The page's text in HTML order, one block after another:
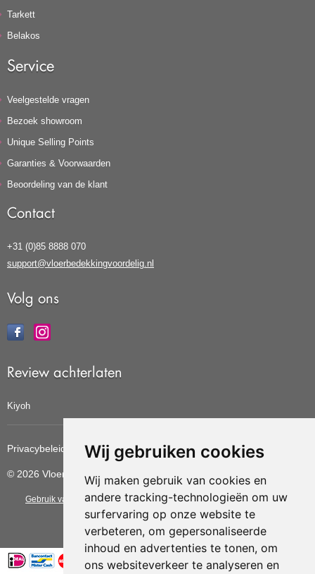
Wij gebruiken cookies
Wij maken gebruik van cookies en
andere tracking-technologieën om uw
surfervaring op onze website te
verbeteren, om gepersonaliseerde
inhoud en advertenties te tonen, om
ons websiteverkeer te analyseren en
Tarkett
Belakos
Service
Veelgestelde vragen
Bezoek showroom
Unique Selling Points
Garanties & Voorwaarden
Beoordeling van de klant
Contact
+31 (0)85 8888 070
support@vloerbedekkingvoordelig.nl
Volg ons
Review achterlaten
Kiyoh
Privacybeleid Cookiebeleid Update cookies voorkeuren
© 2026 Vloerbedekkingvoordelig
Gebruik van deze site betekent dat u dealgemene voorwaarden van CBW